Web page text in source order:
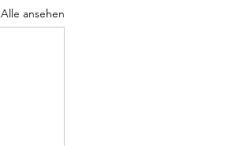
Alle ansehen